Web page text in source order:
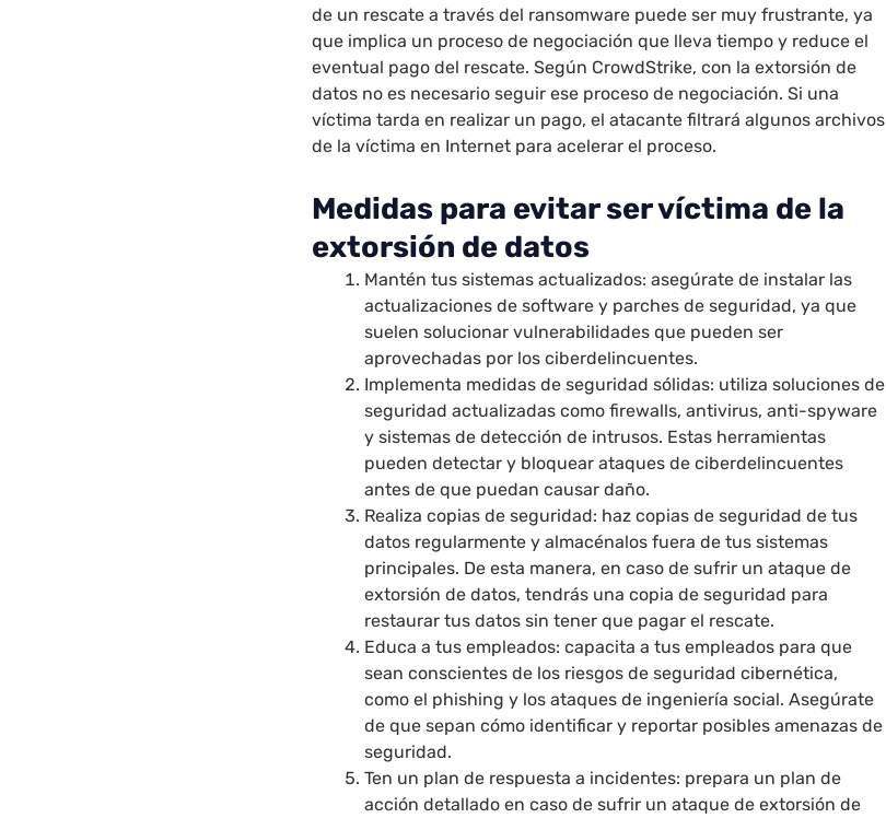
de un rescate a través del ransomware puede ser muy frustrante, ya
que implica un proceso de negociación que lleva tiempo y reduce el
eventual pago del rescate. Según CrowdStrike, con la extorsión de
datos no es necesario seguir ese proceso de negociación. Si una
víctima tarda en realizar un pago, el atacante filtrará algunos archivos
de la víctima en Internet para acelerar el proceso.
Medidas para evitar ser víctima de la
extorsión de datos
Mantén tus sistemas actualizados: asegúrate de instalar las
actualizaciones de software y parches de seguridad, ya que
suelen solucionar vulnerabilidades que pueden ser
aprovechadas por los ciberdelincuentes.
Implementa medidas de seguridad sólidas: utiliza soluciones de
seguridad actualizadas como firewalls, antivirus, anti-spyware
y sistemas de detección de intrusos. Estas herramientas
pueden detectar y bloquear ataques de ciberdelincuentes
antes de que puedan causar daño.
Realiza copias de seguridad: haz copias de seguridad de tus
datos regularmente y almacénalos fuera de tus sistemas
principales. De esta manera, en caso de sufrir un ataque de
extorsión de datos, tendrás una copia de seguridad para
restaurar tus datos sin tener que pagar el rescate.
Educa a tus empleados: capacita a tus empleados para que
sean conscientes de los riesgos de seguridad cibernética,
como el phishing y los ataques de ingeniería social. Asegúrate
de que sepan cómo identificar y reportar posibles amenazas de
seguridad.
Ten un plan de respuesta a incidentes: prepara un plan de
acción detallado en caso de sufrir un ataque de extorsión de